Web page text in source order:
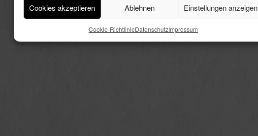
Cookies akzeptieren Ablehnen Einstellungen anzeigen
Cookie-RichtlinieDatenschutzImpressum